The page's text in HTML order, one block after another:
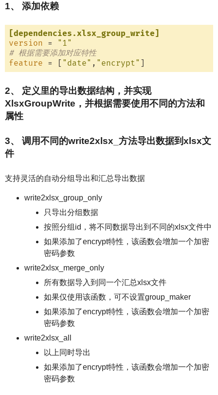
1、 添加依赖
[dependencies.xlsx_group_write]
version = "1"
# 根据需要添加对应特性
feature = [ "date" , "encrypt"
2、 定义里的导出数据结构，并实现
XlsxGroupWrite，并根据需要使用不同的方法和
属性
3、 调用不同的write2xlsx_方法导出数据到xlsx文
件
支持灵活的自动分组导出和汇总导出数据
write2xlsx_group_only
只导出分组数据
按照分组id，将不同数据导出到不同的xlsx文件中
如果添加了encrypt特性，该函数会增加一个加密
密码参数
write2xlsx_merge_only
所有数据导入到同一个汇总xlsx文件
如果仅使用该函数，可不设置group_maker
如果添加了encrypt特性，该函数会增加一个加密
密码参数
write2xlsx_all
以上同时导出
如果添加了encrypt特性，该函数会增加一个加密
密码参数